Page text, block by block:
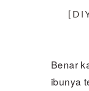
Benar
ibunya